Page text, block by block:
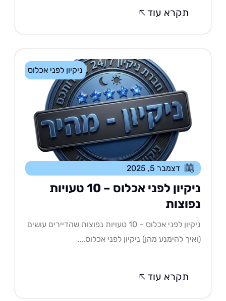
תקרא עוד
ניקיון לפני אכלוס
דצמבר 5, 2025
ניקיון לפני אכלוס – 10 טעויות
ניקיון לפני אכלוס – 10 טעויות נפוצות שהדיירים עושים
להימנע מהן) ניקיון לפני אכלוס....
תקרא עוד